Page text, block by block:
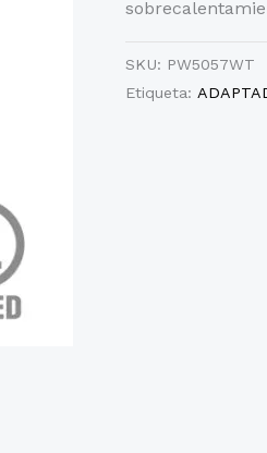
SKU: PW5057WT
Etiqueta: